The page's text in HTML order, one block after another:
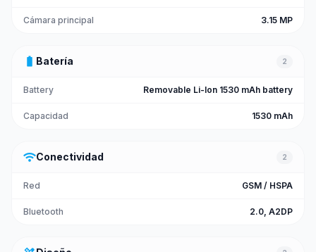
Cámara principal 3.15 MP
battery_full Batería 2
Battery Removable Li-Ion 1530 mAh battery
Capacidad 1530 mAh
wifiConectividad 2
Red GSM / HSPA
Bluetooth 2.0, A2DP